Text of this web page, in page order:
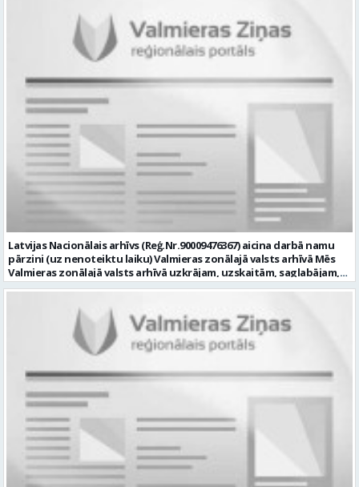
(turpmāk – IKT) saistīto problēmu pieteikumu pārvaldību un
operatīvu risināšanu; nodrošināt datortehnikas lietotāju atbalstu
un ar to saistīto problēmsituāciju risināšanu; uzstādīt, konfigurēt,
diagnosticēt un modernizēt Pašvaldības iestāžu datortehniku,
datortīklus un programmatūru, novērst kļūmes to darbībā;
kontrolēt ārējo pakalpojumu sniedzēju darbu izpildi Pašvaldības
iestādēs infrastruktūras uzturēšanā; sagatavot priekšlikumus par
IKT nomaiņu un efektīvāku izmantošanu; un ja Tev ir: vismaz vidējā
profesionālā izglītība informācijas tehnoloģiju jomā; darba
pieredze (ar informācijas tehnoloģijām saistītā jomā); izpratne par
datortehnikas un biroja tehnikas uzbūvi un problēmu risināšanas
secību; izpratne par datortīkla uzbūvi, tīkla iekārtu darbības
principiem; valsts valodas prasmes atbilstoši Valsts valodas likuma
prasībām; kompetences: ļoti labas organizatoriskās un saskarsmes
spējas, argumentācijas prasme; prasme patstāvīgi pieņemt
lēmumus; analītiskās spējas; augsta atbildības sajūta; precizitāte;
spēja strādāt individuāli un komandā; pašiniciatīva un spēja meklēt
un piedāvāt jaunus risinājumus; mēs piedāvājam: dinamisku,
interesantu un atbildīgu darbu un ideju īstenošanas iespējas uz
attīstību vērstā Pašvaldībā; pamatalgu pārbaudes laikā 1258,- EUR
pirms nodokļu nomaksas, pēc pārbaudes laika 1310,- EUR pirms
nodokļu nomaksas; iespēju saņemt atvaļinājuma pabalstu darba un
dzīves līdzsvaram par labu darba sniegumu; darba devēja
līdzfinansētu veselības apdrošināšanu pēc pārbaudes laika beigām,
kā arī citas sociālās garantijas/labumus atbilstoši darba rezultātam
un normatīvajos aktos noteiktajam; profesionālās pilnveidošanās
un izaugsmes iespējas zinošu un atsaucīgu kolēģu komandā. CV,
burtu lielumu “11”) un izglītības dokumenta kopiju, lūdzam iesniegt
elektroniski, nosūtot uz personals@valmierasnovads.lv vai
personīgi Pašvaldības Dokumentu pārvaldības un klientu
apkalpošanas centrā, adrese: Lāčplēša ielā 2, Valmierā, Valmieras
novadā ar norādi „Informācijas tehnoloģiju centra Informācijas
tehnoloģiju administratora/-es amatam” līdz 2026.gada
23.augustam. Tālrunis papildu informācijai: 64292237. Profesija:
Latvijas Nacionālais arhīvs (Reģ.Nr.90009476367) aicina darbā namu
pārzini (uz nenoteiktu laiku) Valmieras zonālajā valsts arhīvā Mēs
Valmieras zonālajā valsts arhīvā uzkrājam, uzskaitām, saglabājam,
darām pieejamu un popularizējam nacionālo dokumentāro
Valkas, Smiltenes un Limbažu novadi. Aicinām savai komandai
pievienoties čaklu, rūpīgu un atbildīgu kolēģi namu pārziņa amatā,
kurš rūpētos par mūsu darba vietu Valmierā, Cempu ielā 13. Piesakies
un pievienojies mūsu kolektīvam! Mums ir svarīgi, lai Tev ir: • vismaz
vidējā vai vidējā profesionālā izglītība; • profesionāla pieredze
saimniecisko darbu veikšanā, vēlams ēku vai namu
apsaimniekošanas jomā; • labas iemaņas darbā ar datoru (MS Office,
tīmekļa pārlūkprogrammās, e pasts); • valsts valodas prasmes
vismaz B2 līmenī; • prasme plānot un organizēt savu darbu,
patstāvīgi risināt ar darba pienākumiem saistītus jautājumus, kā arī
augsta atbildības izjūta un labas sadarbības prasmes; • B
kategorijas autovadītāja apliecība, iespēja darba vajadzībām
izmantot personīgo automašīnu; • par priekšrocību uzskatīsim